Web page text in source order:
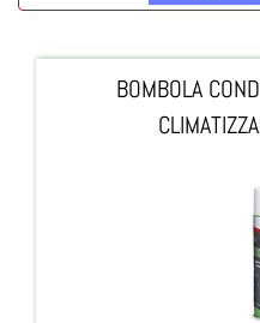
BOMBOLA